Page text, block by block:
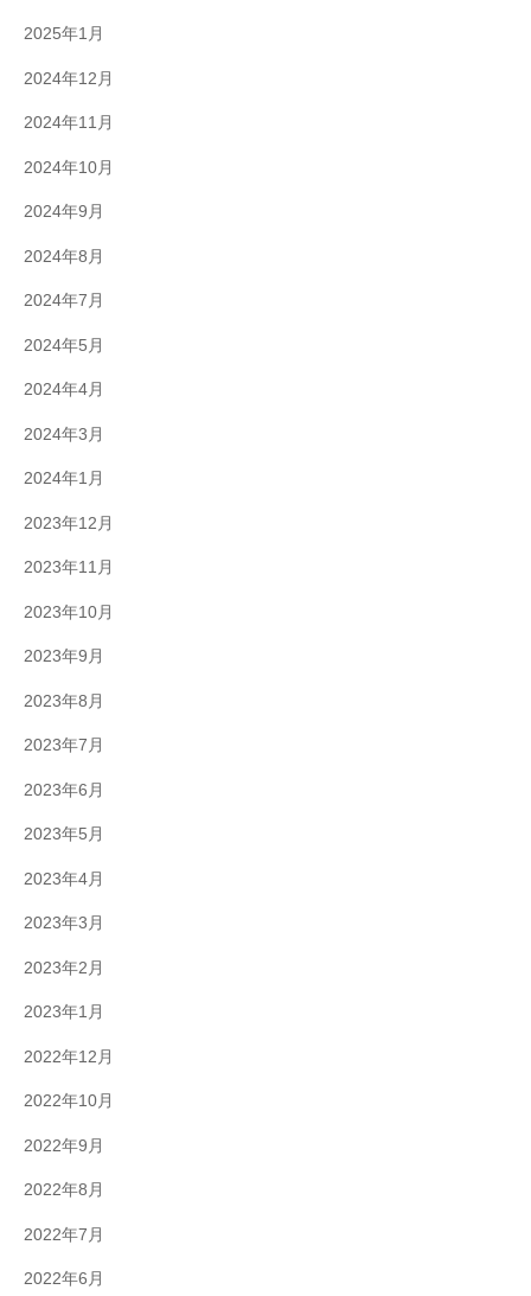
2025年1月
2024年12月
2024年11月
2024年10月
2024年9月
2024年8月
2024年7月
2024年5月
2024年4月
2024年3月
2024年1月
2023年12月
2023年11月
2023年10月
2023年9月
2023年8月
2023年7月
2023年6月
2023年5月
2023年4月
2023年3月
2023年2月
2023年1月
2022年12月
2022年10月
2022年9月
2022年8月
2022年7月
2022年6月